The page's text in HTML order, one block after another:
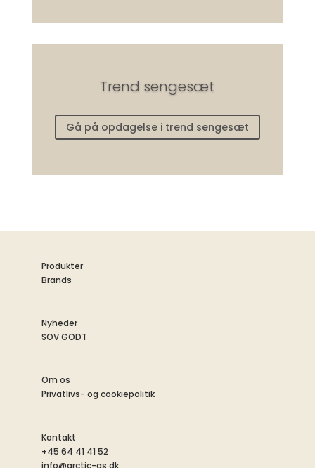
Trend sengesæt
Gå på opdagelse i trend sengesæt
Produkter
Brands
Nyheder
SOV GODT
Om os
Privatlivs- og cookiepolitik
Kontakt
+45 64 41 41 52
info@arctic-as.dk